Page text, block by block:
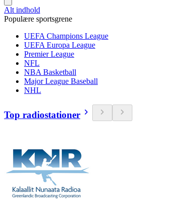
Alt indhold
Populære sportsgrene
UEFA Champions League
UEFA Europa League
Premier League
NFL
NBA Basketball
Major League Baseball
NHL
Top radiostationer